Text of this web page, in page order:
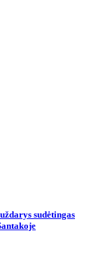
sudėtingas